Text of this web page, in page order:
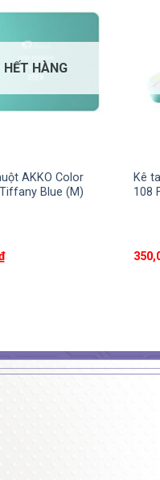
HẾT HÀNG
AKKO Color
Blue (M)
Kê
108